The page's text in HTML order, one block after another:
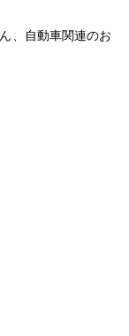
、自動車関連のお